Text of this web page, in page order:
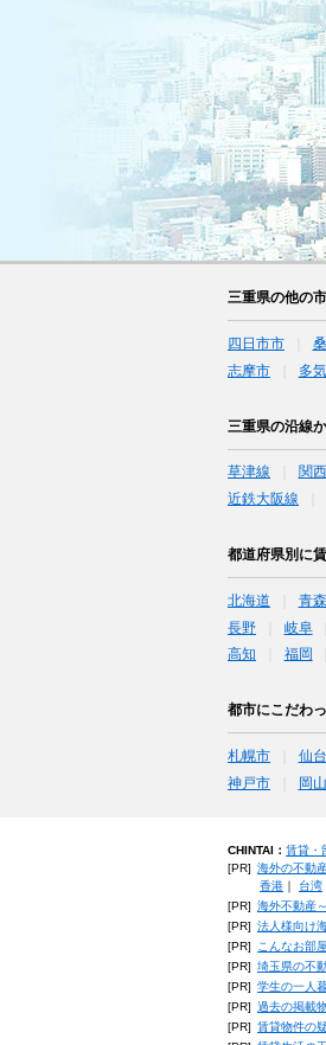
三重県の他の
四日市市
志摩市
多
三重県の沿線
草津線 関
近鉄大阪線
都道府県別に
北海道 青森
長野
岐阜
高知
福岡
都市にこだわ
札幌市 仙
神戸市
岡
CHINTAI： 賃貸・
[PR] 海外の不動
香港｜ 台湾
[PR] 海外不動産
[PR] 法人様向け
[PR]
こんなお部
[PR] 埼玉県の不
[PR] 学生の一人
[PR] 過去の掲載
[PR] 賃貸物件の